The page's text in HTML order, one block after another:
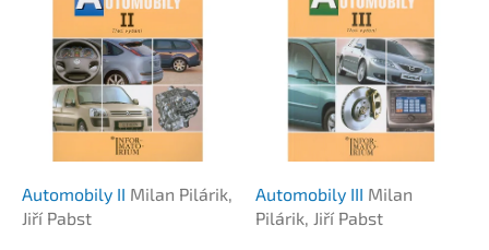
Automobily II Milan Pilárik,
Jiří Pabst
Automobily III Milan
Pilárik, Jiří Pabst